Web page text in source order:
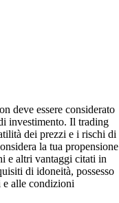
deve essere considerato
investimento. Il trading
dei prezzi e i rischi di
la tua propensione
e altri vantaggi citati in
di idoneità, possesso
e alle condizioni